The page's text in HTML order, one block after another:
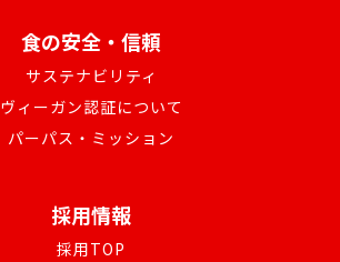
食の安全・信頼
サステナビリティ
ヴィーガン認証について
パーパス・ミッション
採用情報
採用TOP